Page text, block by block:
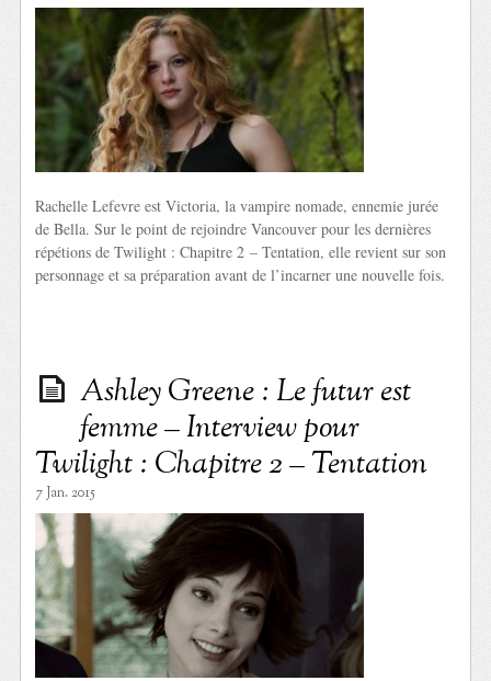
Rachelle Lefevre est Victoria, la vampire nomade, ennemie jurée
de Bella. Sur le point de rejoindre Vancouver pour les dernières
répétions de Twilight : Chapitre 2 – Tentation, elle revient sur son
personnage et sa préparation avant de l’incarner une nouvelle fois.
Ashley Greene : Le futur est
femme – Interview pour
Twilight : Chapitre 2 – Tentation
7 Jan. 2015